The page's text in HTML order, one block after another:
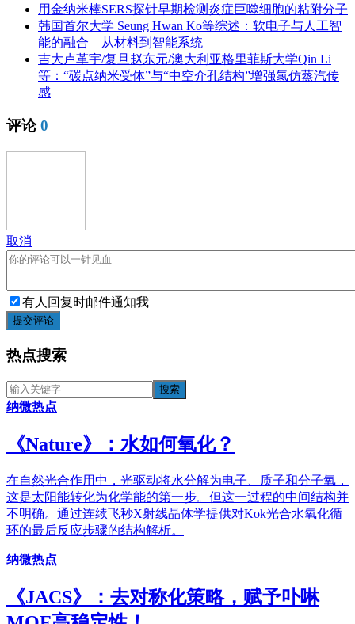
用金纳米棒SERS探针早期检测炎症巨噬细胞的粘附分子
韩国首尔大学 Seung Hwan Ko等综述：软电子与人工智
能的融合—从材料到智能系统
吉大卢革宇/复旦赵东元/澳大利亚格里菲斯大学Qin Li
等：“碳点纳米受体”与“中空介孔结构”增强氯仿蒸汽传
感
评论0
取消
有人回复时邮件通知我
提交评论
热点搜索
纳微热点
《​Nature》：水如何氧化？
在自然光合作用中，光驱动将水分解为电子、质子和分子氧，
这是太阳能转化为化学能的第一步。但这一过程的中间结构并
不明确。通过连续飞秒X射线晶体学提供对Kok光合水氧化循
环的最后反应步骤的结构解析。
纳微热点
《JACS》：去对称化策略，赋予卟啉